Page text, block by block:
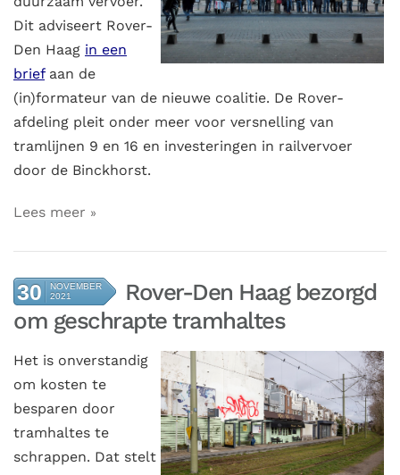
Dit adviseert Rover-
Den Haag in een
briefaan de
(in)formateur van de nieuwe coalitie. De Rover-
afdeling pleit onder meer voor versnelling van
tramlijnen 9 en 16 en investeringen in railvervoer
door de Binckhorst.
Lees meer
30
NOVEMBER
2021
Rover-Den Haag bezorgd
om geschrapte tramhaltes
Het is onverstandig
om kosten te
besparen door
tramhaltes te
schrappen. Dat stelt